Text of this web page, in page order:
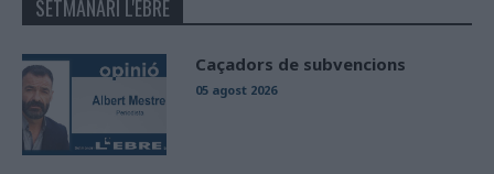
SETMANARI L'EBRE
Caçadors de subvencions
05 agost 2026